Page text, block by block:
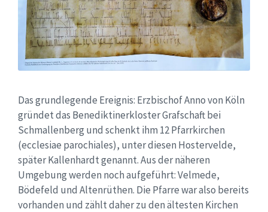
Das grundlegende Ereignis: Erzbischof Anno von Köln
gründet das Benediktinerkloster Grafschaft bei
Schmallenberg und schenkt ihm 12 Pfarrkirchen
(ecclesiae parochiales), unter diesen Hostervelde,
später Kallenhardt genannt. Aus der näheren
Umgebung werden noch aufgeführt: Velmede,
Bödefeld und Altenrüthen. Die Pfarre war also bereits
vorhanden und zählt daher zu den ältesten Kirchen